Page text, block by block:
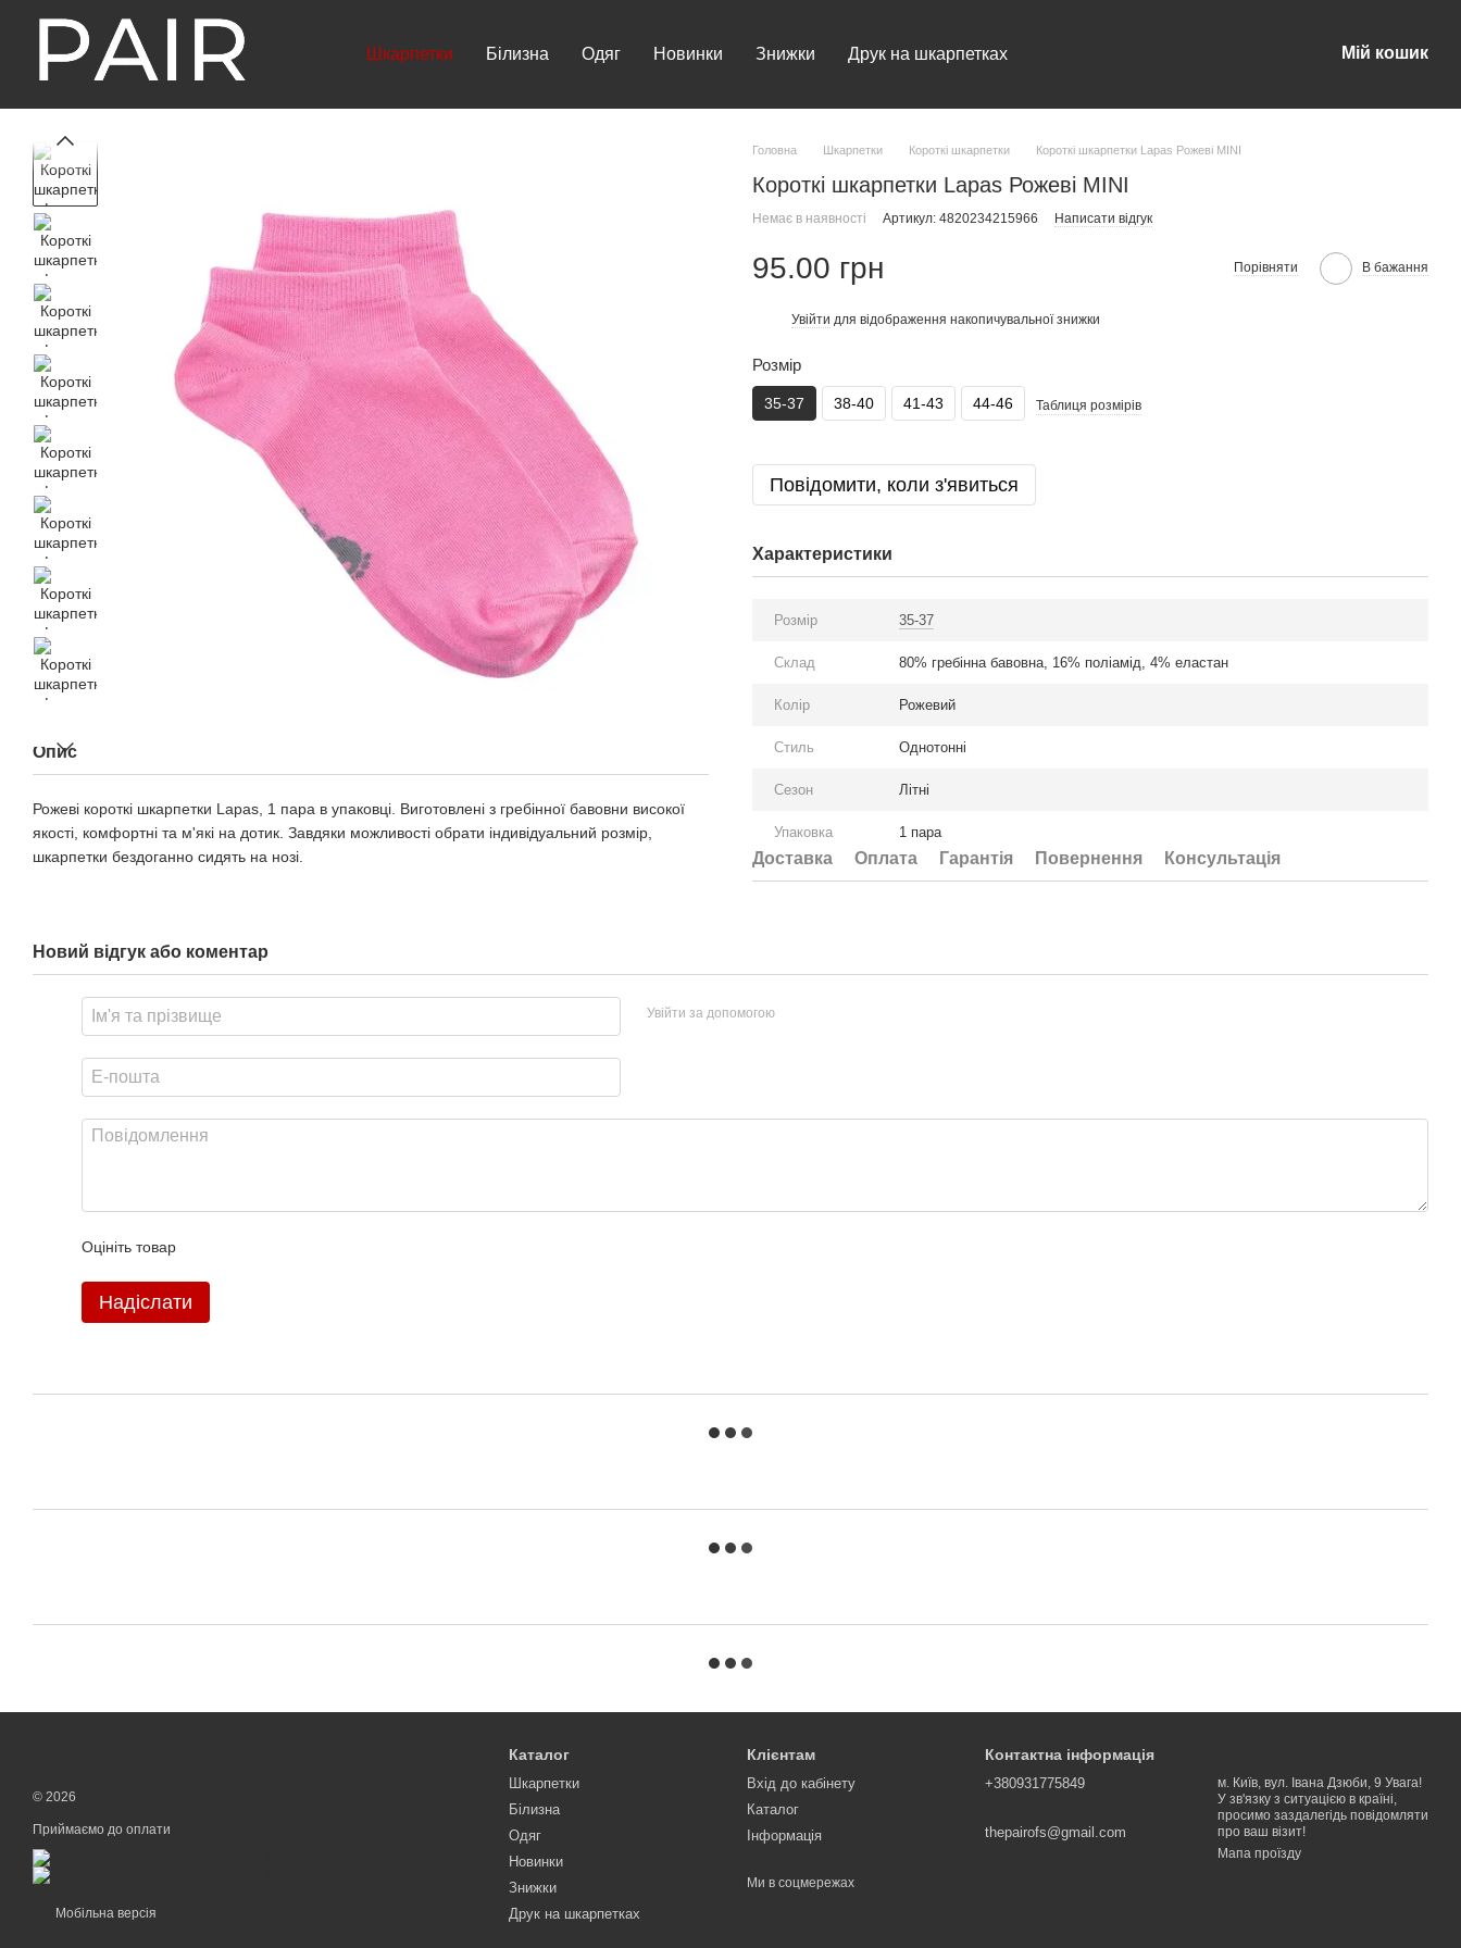
Перейти до основного контенту
Шкарпетки Білизна Одяг Новинки Знижки Друк на шкарпетках Мій кошик
Опис
Рожеві короткі шкарпетки Lapas, 1 пара в упаковці. Виготовлені з гребінної бавовни високої
якості, комфортні та м'які на дотик. Завдяки можливості обрати індивідуальний розмір,
шкарпетки бездоганно сидять на нозі.
Головна Шкарпетки Короткі шкарпетки Короткі шкарпетки Lapas Рожеві MINI
Короткі шкарпетки Lapas Рожеві MINI
Немає в наявності Артикул: 4820234215966 Написати відгук
95.00 грн Порівняти В бажання
Увійти для відображення накопичувальної знижки
Розмір
35-37 38-40 41-43 44-46 Таблиця розмірів
Повідомити, коли з'явиться
Характеристики
Розмір 35-37
Склад 80% гребінна бавовна, 16% поліамід, 4% еластан
Колір Рожевий
Стиль Однотонні
Сезон Літні
Упаковка 1 пара
Доставка Оплата Гарантія Повернення Консультація
Новий відгук або коментар
Увійти за допомогою
Оцініть товар
Надіслати
© 2026
Приймаємо до оплати
Мобільна версія
Каталог
Шкарпетки
Білизна
Одяг
Новинки
Знижки
Друк на шкарпетках
Клієнтам
Вхід до кабінету
Каталог
Інформація
Ми в соцмережах
Контактна інформація
+380931775849
thepairofs@gmail.com
м. Київ, вул. Івана Дзюби, 9 Увага!
У зв'язку з ситуацією в країні,
просимо заздалегідь повідомляти
про ваш візит!
Мапа проїзду